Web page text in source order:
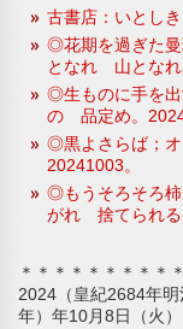
古書店：いとし
◎花期を過ぎた
となれ 山となれ
◎生ものに手を
の 品定め。
◎黒よさらば；
20241003。
◎もうそろそろ
がれ 捨てられる
＊＊＊＊＊＊＊＊＊
2024（皇紀2684年
年）年10月8日（火）